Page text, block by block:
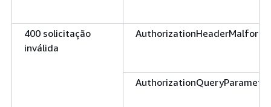
400 solicitação
inválida